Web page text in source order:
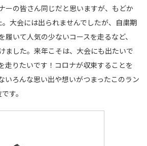
ーの皆さん同じだと思いますが、もどか
大会には出られませんでしたが、自粛期
履いて人気の少ないコースを走るなど、
ました。来年こそは、大会にも出たいで
走りたいです！コロナが収束することを
いろんな思い出や想いがつまったこのラン
す。